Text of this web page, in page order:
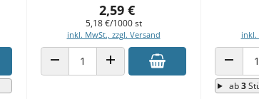
2,59 €
5,18 €/1000 st
inkl. MwSt., zzgl. Versand
ANZAHL VERRINGERNANZAHL ERHÖHEN
inkl.
ab3